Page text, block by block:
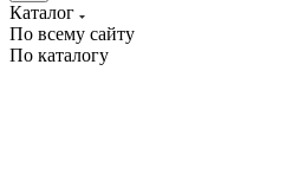
Каталог
По всему сайту
По каталогу